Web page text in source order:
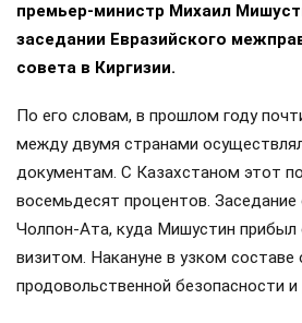
премьер-министр Михаил
заседании Евразийского
совета в Киргизии.
По его словам, в прошлом году
между двумя странами
документам. С Казахстаном этот
восемьдесят процентов. Заседание
Чолпон-Ата, куда Мишустин прибыл
визитом. Накануне в узком
продовольственной безопасности